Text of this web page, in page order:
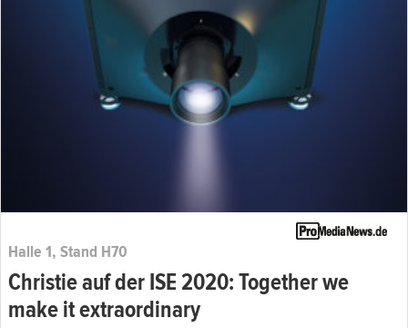
Halle 1, Stand H70
Christie auf der ISE 2020: Together we
make it extraordinary